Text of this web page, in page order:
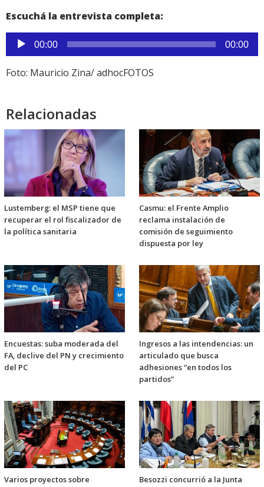
Escuchá la entrevista completa:
Reproductor
de
audio
00:00 00:00
Foto: Mauricio Zina/ adhocFOTOS
Relacionadas
Lustemberg: el MSP tiene que
recuperar el rol fiscalizador de
la política sanitaria
Casmu: el Frente Amplio
reclama instalación de
comisión de seguimiento
dispuesta por ley
Encuestas: suba moderada del
FA, declive del PN y crecimiento
del PC
Ingresos a las intendencias: un
articulado que busca
adhesiones “en todos los
partidos”
Varios proyectos sobre
Besozzi concurrió a la Junta